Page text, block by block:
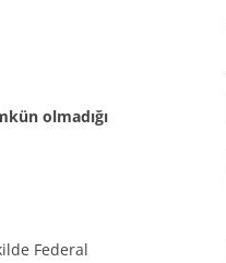
olmadığı
Federal